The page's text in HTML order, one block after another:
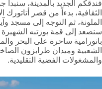
فندقكم الجديد بالمدينة، سنبدأ
الثقافية، بدءاً من قصر أتاتورك
الملونة، ثم التوجه إلى مسجد
سنصعد إلى قمة بوزتبه الشهيرة
بانورامية ساحرة على البحر
الشعبية وميدان طرابزون
والمشغولات الفضية التقليدية.